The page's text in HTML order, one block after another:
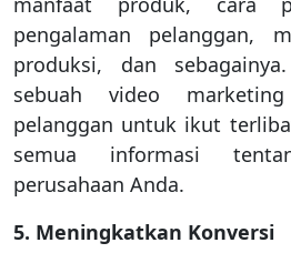
pengalaman pelanggan,
produksi, dan
sebuah video
pelanggan untuk ikut
semua informasi
perusahaan Anda.
5. Meningkatkan Konversi